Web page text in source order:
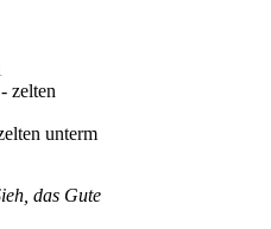
unterm
das Gute